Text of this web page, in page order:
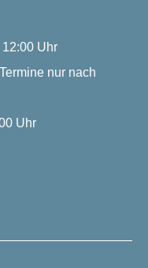
12:00 Uhr
nur nach
Uhr